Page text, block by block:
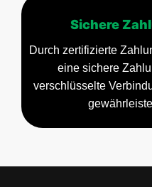
Sichere
Durch zertifizierte
eine sichere
verschlüsselte